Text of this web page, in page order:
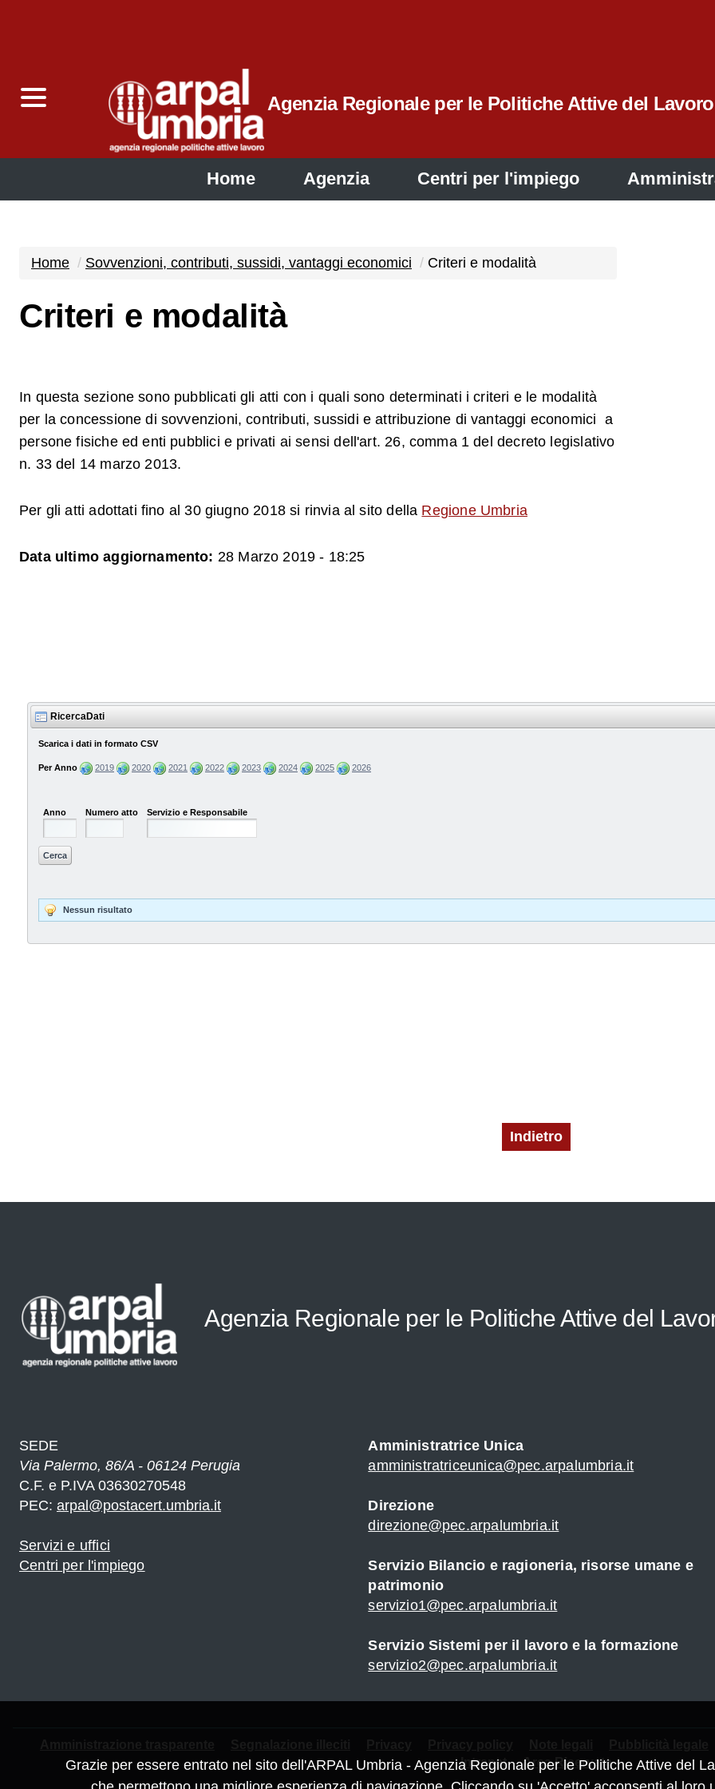
Agenzia Regionale per le Politiche Attive del Lavoro
Home Agenzia Centri per l'impiego
Home Sovvenzioni, contributi, sussidi, vantaggi economici Criteri e modalità
Criteri e modalità
In questa sezione sono pubblicati gli atti con i quali sono determinati i criteri e le modalità
per la concessione di sovvenzioni, contributi, sussidi e attribuzione di vantaggi economici a
persone fisiche ed enti pubblici e privati ai sensi dell'art. 26, comma 1 del decreto legislativo
n. 33 del 14 marzo 2013.
Per gli atti adottati fino al 30 giugno 2018 si rinvia al sito della Regione Umbria
Data ultimo aggiornamento: 28 Marzo 2019 - 18:25
Indietro
Agenzia Regionale per le Politiche Attive del
SEDE
Via Palermo, 86/A - 06124 Perugia
C.F. e P.IVA 03630270548
PEC: arpal@postacert.umbria.it
Servizi e uffici
Centri per l'impiego
Amministratrice Unica
amministratriceunica@pec.arpalumbria.it
Direzione
direzione@pec.arpalumbria.it
Servizio Bilancio e ragioneria, risorse umane e
patrimonio
servizio1@pec.arpalumbria.it
Servizio Sistemi per il lavoro e la formazione
servizio2@pec.arpalumbria.it
Piè
Intranet
Area Riservata
Grazie per essere entrato nel sito dell'ARPAL Umbria - Agenzia Regionale per le Politiche Attive del